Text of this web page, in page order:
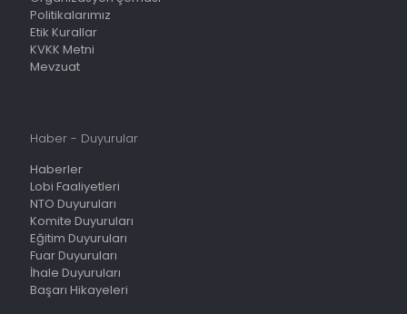
Politikalarımız
Etik Kurallar
KVKK Metni
Mevzuat
Haber - Duyurular
Haberler
Lobi Faaliyetleri
NTO Duyuruları
Komite Duyuruları
Eğitim Duyuruları
Fuar Duyuruları
İhale Duyuruları
Başarı Hikayeleri